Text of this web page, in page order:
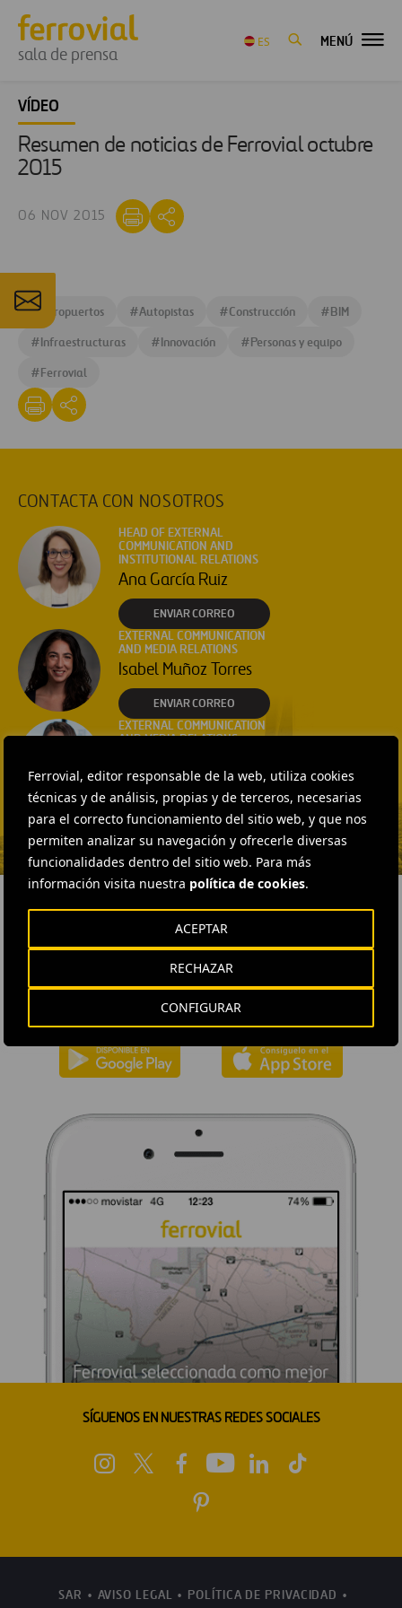
Ferrovial, editor responsable de la web, utiliza cookies
técnicas y de análisis, propias y de terceros, necesarias
para el correcto funcionamiento del sitio web, y que nos
permiten analizar su navegación y ofrecerle diversas
funcionalidades dentro del sitio web. Para más
información visita nuestra política de cookies.
CONFIGURAR
RECHAZAR
ACEPTAR
sala de prensa
ES MENÚ
VÍDEO
Resumen de noticias de Ferrovial octubre
2015
06 NOV 2015
#Aeropuertos #Autopistas #Construcción #BIM
#Infraestructuras #Innovación #Personas y equipo
#Ferrovial
CONTACTA CON NOSOTROS
HEAD OF EXTERNAL
COMMUNICATION AND
INSTITUTIONAL RELATIONS
Ana García Ruiz
ENVIAR CORREO
EXTERNAL COMMUNICATION
AND MEDIA RELATIONS
Isabel Muñoz Torres
ENVIAR CORREO
EXTERNAL COMMUNICATION
AND MEDIA RELATIONS
Vargas
ENVIAR CORREO
DESCÁRGATE NUESTRA APP
trabajo y la información básica para el inversor.
SÍGUENOS EN NUESTRAS REDES SOCIALES
SAR AVISO LEGAL POLÍTICA DE PRIVACIDAD